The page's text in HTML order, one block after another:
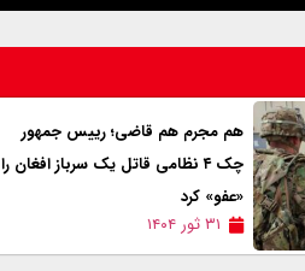
هم مجرم هم قاضی؛ رییس جمهور
چک ۴ نظامی قاتل یک سرباز افغان را
«عفو» کرد
۳۱ ثور ۱۴۰۴